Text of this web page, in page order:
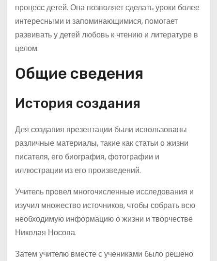
процесс детей. Она позволяет сделать уроки более
интересными и запоминающимися, помогает
развивать у детей любовь к чтению и литературе в
целом.
Общие сведения
История создания
Для создания презентации были использованы
различные материалы, такие как статьи о жизни
писателя, его биография, фотографии и
иллюстрации из его произведений.
Учитель провел многочисленные исследования и
изучил множество источников, чтобы собрать всю
необходимую информацию о жизни и творчестве
Николая Носова.
Затем учителю вместе с учениками было решено